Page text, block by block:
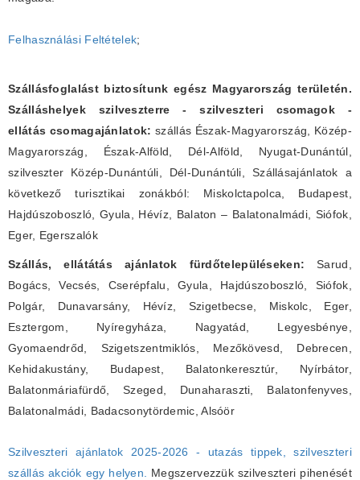
Felhasználási Feltételek;
Szállásfoglalást biztosítunk egész Magyarország területén.
Szálláshelyek szilveszterre - szilveszteri csomagok -
ellátás csomagajánlatok: szállás Észak-Magyarország, Közép-
Magyarország, Észak-Alföld, Dél-Alföld, Nyugat-Dunántúl,
szilveszter Közép-Dunántúli, Dél-Dunántúli, Szállásajánlatok a
következő turisztikai zonákból: Miskolctapolca, Budapest,
Hajdúszoboszló, Gyula, Hévíz, Balaton – Balatonalmádi, Siófok,
Eger, Egerszalók
Szállás, ellátátás ajánlatok fürdőtelepüléseken:Sarud,
Bogács, Vecsés, Cserépfalu, Gyula, Hajdúszoboszló, Siófok,
Polgár, Dunavarsány, Hévíz, Szigetbecse, Miskolc, Eger,
Esztergom, Nyíregyháza, Nagyatád, Legyesbénye,
Gyomaendrőd, Szigetszentmiklós, Mezőkövesd, Debrecen,
Kehidakustány, Budapest, Balatonkeresztúr, Nyírbátor,
Balatonmáriafürdő, Szeged, Dunaharaszti, Balatonfenyves,
Balatonalmádi, Badacsonytördemic, Alsóör
Szilveszteri ajánlatok 2025-2026 - utazás tippek, szilveszteri
szállás akciók egy helyen.
Megszervezzük szilveszteri pihenését